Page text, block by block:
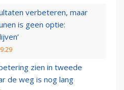
verbeteren, maar
is geen optie:
zien in tweede
de weg is nog lang